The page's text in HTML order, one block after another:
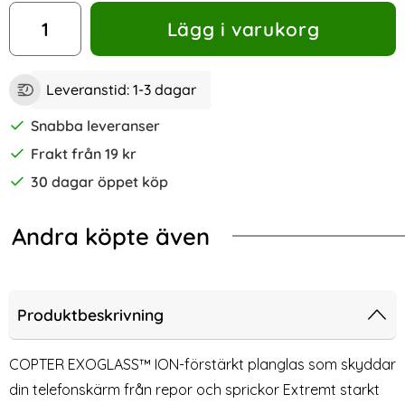
antal
Lägg i varukorg
Leveranstid: 1-3 dagar
Snabba leveranser
Frakt från 19 kr
30 dagar öppet köp
Andra köpte även
- Roséguld
12 Pro Max 2in1 Magnet Fodral / Skal Svart
ONSALA iPhone 12 Pro Max 2in1
Produktbeskrivning
COPTER EXOGLASS™ ION-förstärkt planglas som skyddar
din telefonskärm från repor och sprickor Extremt starkt